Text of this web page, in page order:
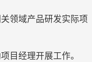
领域产品研发实际项
目经理开展工作。